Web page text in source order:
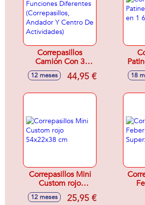
Correpasillos
Camión Con 3
Funciones
Diferentes
12 meses 44,95 €
2
18
Correpasillos Mini
Custom rojo
54x22x38 cm
12 meses 25,95 €